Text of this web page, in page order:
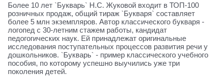
Более 10 лет `Букварь` Н.С. Жуковой входит в ТОП-100
розничных продаж, общий тираж `Букваря` составляет
более 5 млн экземпляров. Автор классического букваря -
логопед с 30-летним стажем работы, кандидат
педогогических наук. Ей принадлежат оригинальные
исследования поступательных процессов развития речи у
дошкольников. `Букварь` - пример классического учебного
пособия, по которому успешно выучились уже три
поколения детей.